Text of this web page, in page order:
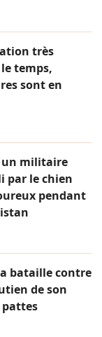
très
temps,
sont en
un militaire
par le chien
pendant
bataille contre
de son
pattes